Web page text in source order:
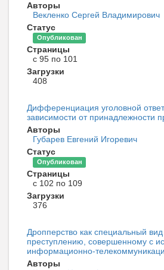
Авторы
Векленко Сергей Владимирович
Статус
Опубликован
Страницы
с 95 по 101
Загрузки
408
Дифференциация уголовной
зависимости от принадлежности
Авторы
Губарев Евгений Игоревич
Статус
Опубликован
Страницы
с 102 по 109
Загрузки
376
Дропперство как специальный
преступлению, совершенному с
информационно-
Авторы